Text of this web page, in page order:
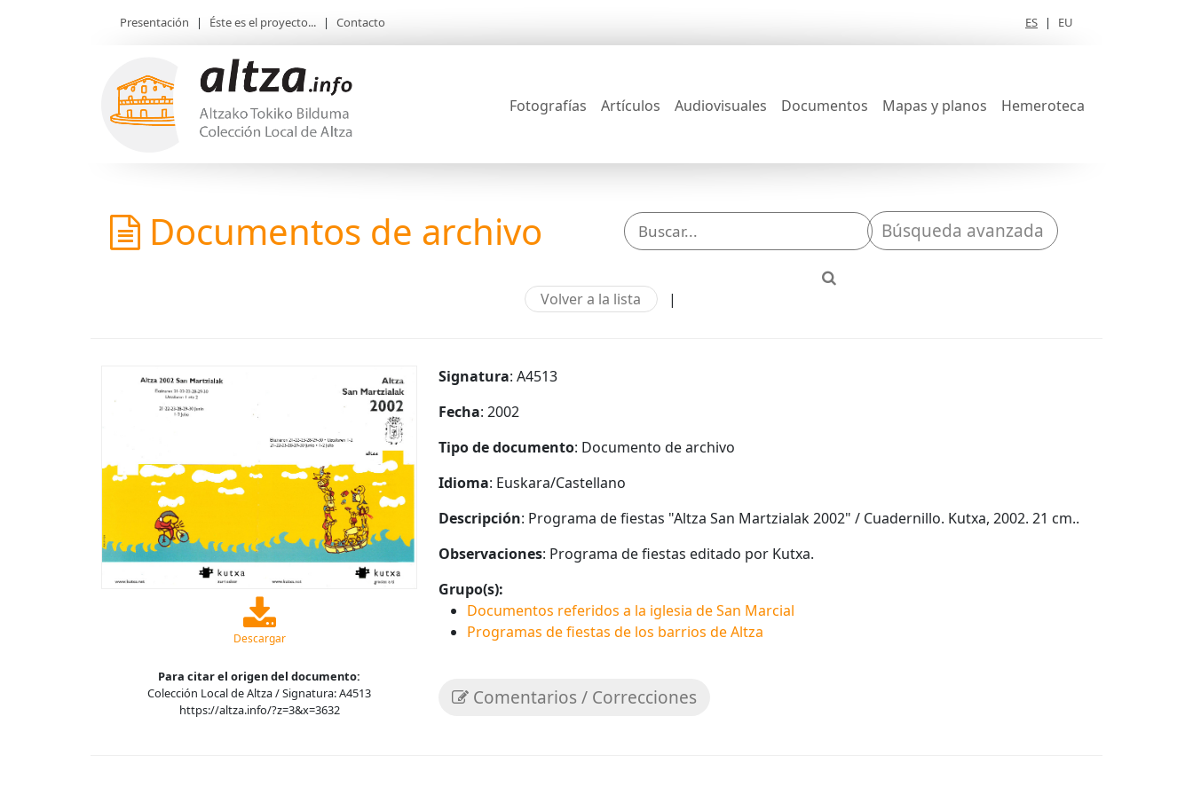
Presentación | Éste es el proyecto... | Contacto ES | EU
Fotografías Artículos Audiovisuales Documentos Mapas y planos Hemeroteca
Documentos de archivo Búsqueda avanzada
Volver a la lista |
Descargar
Para citar el origen del documento:
Colección Local de Altza / Signatura: A4513
https://altza.info/?z=3&x=3632
Signatura: A4513
Fecha: 2002
Tipo de documento: Documento de archivo
Idioma: Euskara/Castellano
Descripción: Programa de fiestas "Altza San Martzialak 2002" / Cuadernillo. Kutxa, 2002. 21 cm..
Observaciones: Programa de fiestas editado por Kutxa.
Grupo(s):
Documentos referidos a la iglesia de San Marcial
Programas de fiestas de los barrios de Altza
Comentarios / Correcciones